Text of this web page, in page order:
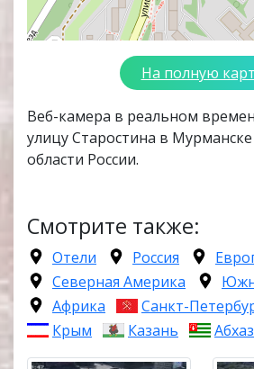
На полную
Веб-камера в реальном
улицу Старостина в
области России.
Смотрите также:
Отели Россия
Северная Америка
Африка
Санкт-
Крым
Казань